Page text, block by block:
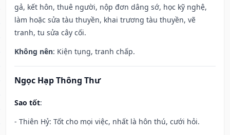
gả, kết hôn, thuê người, nộp đơn dâng sớ, học kỹ nghệ,
làm hoặc sửa tàu thuyền, khai trương tàu thuyền, vẽ
tranh, tu sửa cây cối.
Không nên: Kiện tụng, tranh chấp.
Ngọc Hạp Thông Thư
Sao tốt:
- Thiên Hỷ: Tốt cho mọi việc, nhất là hôn thú, cưới hỏi.